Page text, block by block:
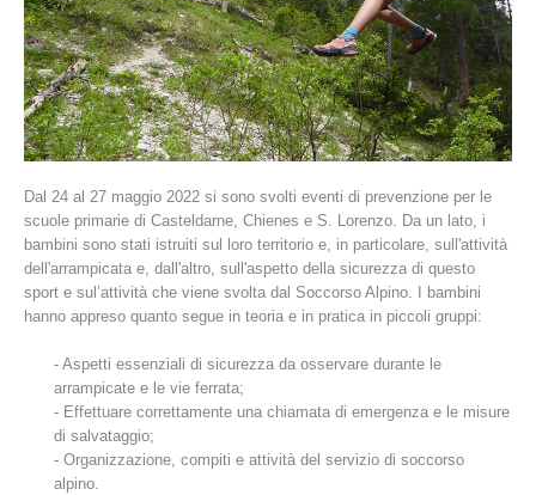
La storia
Dal 24 al 27 maggio 2022 si sono svolti eventi di prevenzione per le
scuole primarie di Casteldarne, Chienes e S. Lorenzo. Da un lato, i
bambini sono stati istruiti sul loro territorio e, in particolare, sull'attività
dell'arrampicata e, dall'altro, sull'aspetto della sicurezza di questo
sport e sul’attività che viene svolta dal Soccorso Alpino. I bambini
hanno appreso quanto segue in teoria e in pratica in piccoli gruppi:
- Aspetti essenziali di sicurezza da osservare durante le
arrampicate e le vie ferrata;
- Effettuare correttamente una chiamata di emergenza e le misure
di salvataggio;
- Organizzazione, compiti e attività del servizio di soccorso
alpino.